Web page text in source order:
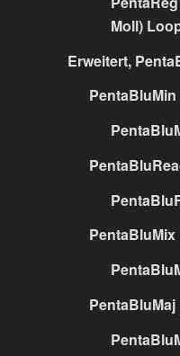
Moll)
Erweitert,
PentaBluMin
PentaBluMix
PentaBluMaj